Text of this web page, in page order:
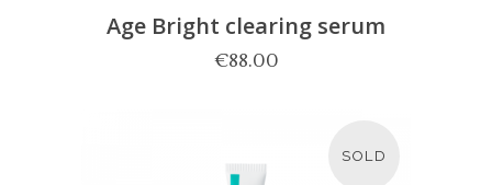
Age Bright clearing serum
€88.00
SOLD